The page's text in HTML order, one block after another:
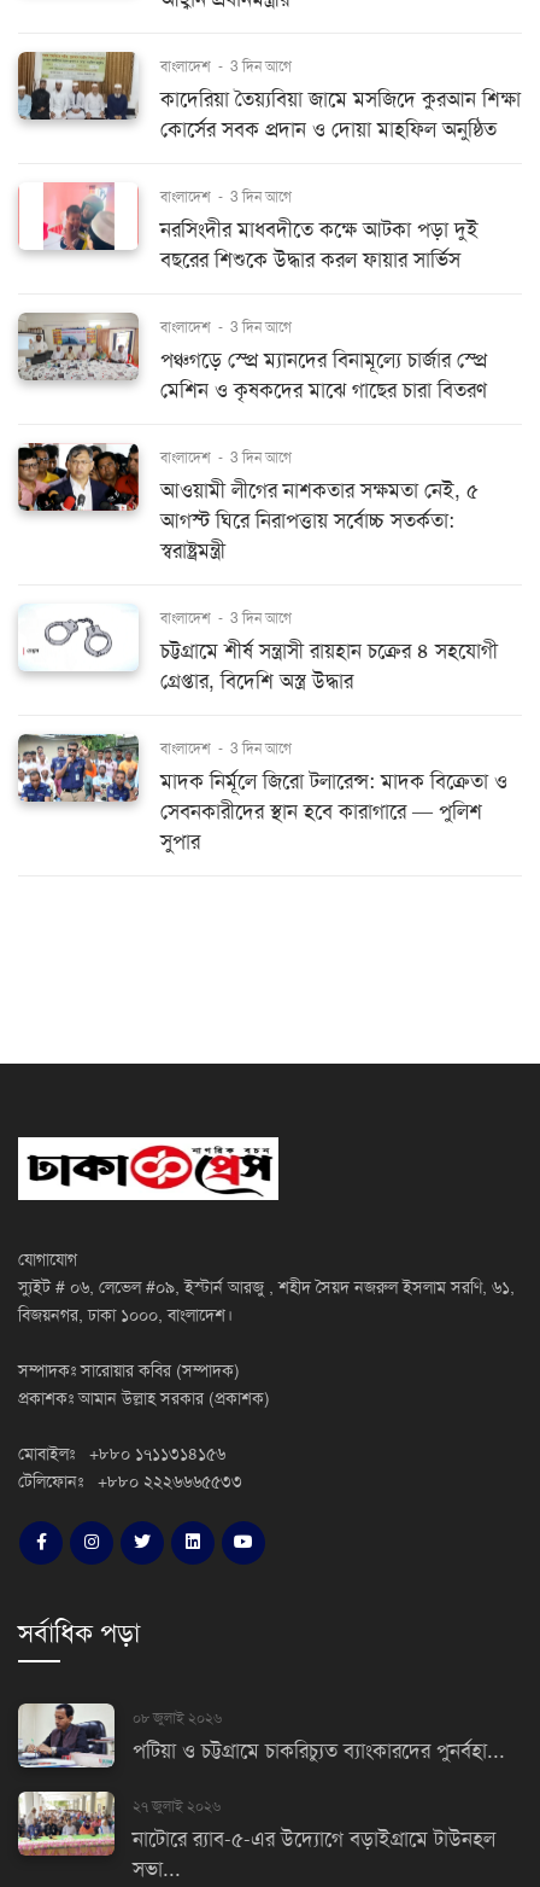
বাংলাদেশ - 3 দিন আগে
কাদেরিয়া তৈয়্যবিয়া জামে মসজিদে কুরআন শিক্ষা
কোর্সের সবক প্রদান ও দোয়া মাহফিল অনুষ্ঠিত
বাংলাদেশ - 3 দিন আগে
নরসিংদীর মাধবদীতে কক্ষে আটকা পড়া দুই
বছরের শিশুকে উদ্ধার করল ফায়ার সার্ভিস
বাংলাদেশ - 3 দিন আগে
পঞ্চগড়ে স্প্রে ম্যানদের বিনামূল্যে চার্জার স্প্রে
মেশিন ও কৃষকদের মাঝে গাছের চারা বিতরণ
বাংলাদেশ - 3 দিন আগে
আওয়ামী লীগের নাশকতার সক্ষমতা নেই, ৫
আগস্ট ঘিরে নিরাপত্তায় সর্বোচ্চ সতর্কতা:
স্বরাষ্ট্রমন্ত্রী
বাংলাদেশ - 3 দিন আগে
চট্টগ্রামে শীর্ষ সন্ত্রাসী রায়হান চক্রের ৪ সহযোগী
গ্রেপ্তার, বিদেশি অস্ত্র উদ্ধার
বাংলাদেশ - 3 দিন আগে
মাদক নির্মূলে জিরো টলারেন্স: মাদক বিক্রেতা ও
সেবনকারীদের স্থান হবে কারাগারে — পুলিশ
সুপার
যোগাযোগ
স্যুইট # ০৬, লেভেল #০৯, ইস্টার্ন আরজু , শহীদ সৈয়দ নজরুল ইসলাম সরণি, ৬১,
বিজয়নগর, ঢাকা ১০০০, বাংলাদেশ।
সম্পাদকঃ সারোয়ার কবির (সম্পাদক)
প্রকাশকঃ আমান উল্লাহ সরকার (প্রকাশক)
মোবাইলঃ +৮৮০ ১৭১১৩১৪১৫৬
টেলিফোনঃ +৮৮০ ২২২৬৬৬৫৫৩৩
সর্বাধিক পড়া
০৮ জুলাই ২০২৬
পটিয়া ও চট্টগ্রামে চাকরিচ্যুত ব্যাংকারদের পুনর্বহা...
২৭ জুলাই ২০২৬
নাটোরে র‌্যাব-৫-এর উদ্যোগে বড়াইগ্রামে টাউনহল
সভা...